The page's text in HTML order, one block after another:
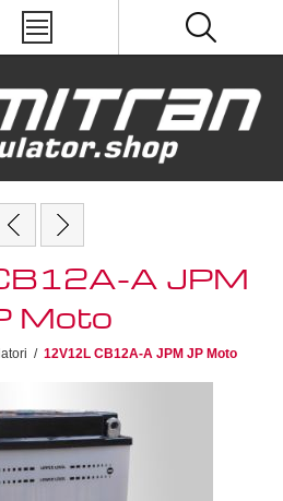
A JPM
Moto
/ 12V12L CB12A-A JPM JP Moto